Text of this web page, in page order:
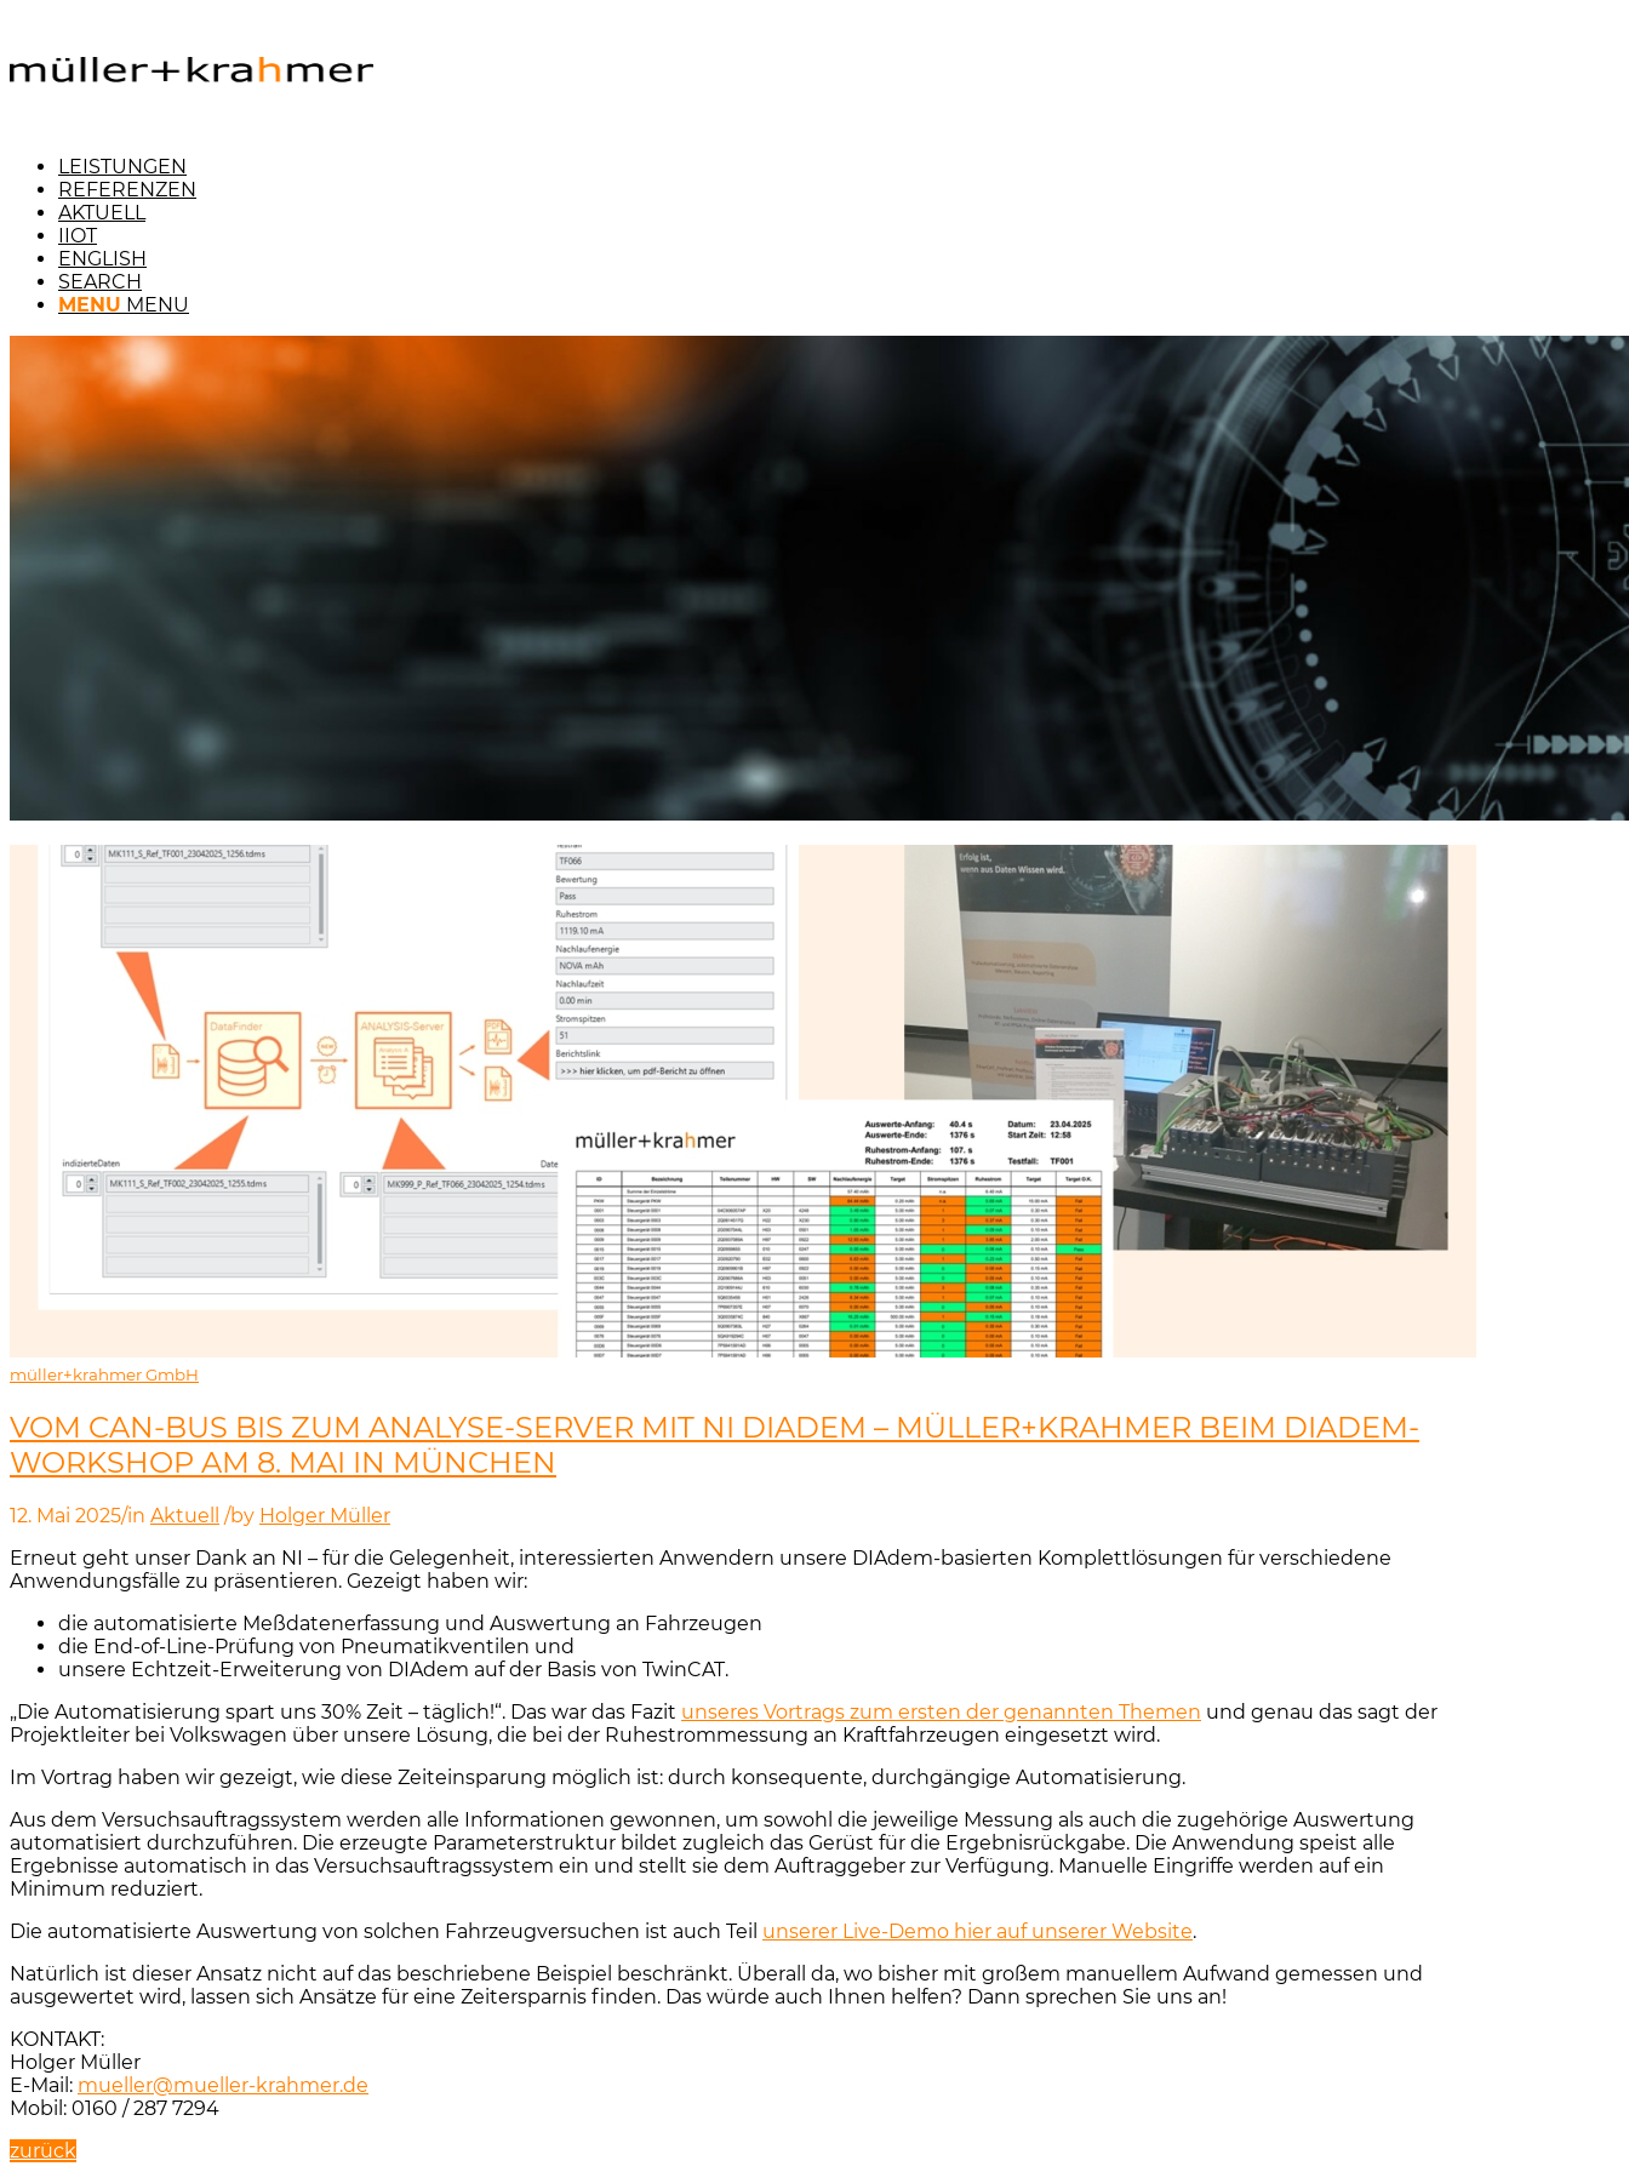
LEISTUNGEN
REFERENZEN
AKTUELL
IIOT
ENGLISH
SEARCH
MENU MENU
müller+krahmer GmbH
VOM CAN-BUS BIS ZUM ANALYSE-SERVER MIT NI DIADEM – MÜLLER+KRAHMER BEIM DIADEM-
WORKSHOP AM 8. MAI IN MÜNCHEN
12. Mai 2025/in Aktuell /by Holger Müller
Erneut geht unser Dank an NI – für die Gelegenheit, interessierten Anwendern unsere DIAdem-basierten Komplettlösungen für verschiedene
Anwendungsfälle zu präsentieren. Gezeigt haben wir:
die automatisierte Meßdatenerfassung und Auswertung an Fahrzeugen
die End-of-Line-Prüfung von Pneumatikventilen und
unsere Echtzeit-Erweiterung von DIAdem auf der Basis von TwinCAT.
„Die Automatisierung spart uns 30% Zeit – täglich!“. Das war das Fazit unseres Vortrags zum ersten der genannten Themen und genau das sagt der
Projektleiter bei Volkswagen über unsere Lösung, die bei der Ruhestrommessung an Kraftfahrzeugen eingesetzt wird.
Im Vortrag haben wir gezeigt, wie diese Zeiteinsparung möglich ist: durch konsequente, durchgängige Automatisierung.
Aus dem Versuchsauftragssystem werden alle Informationen gewonnen, um sowohl die jeweilige Messung als auch die zugehörige Auswertung
automatisiert durchzuführen. Die erzeugte Parameterstruktur bildet zugleich das Gerüst für die Ergebnisrückgabe. Die Anwendung speist alle
Ergebnisse automatisch in das Versuchsauftragssystem ein und stellt sie dem Auftraggeber zur Verfügung. Manuelle Eingriffe werden auf ein
Minimum reduziert.
Die automatisierte Auswertung von solchen Fahrzeugversuchen ist auch Teil unserer Live-Demo hier auf unserer Website.
Natürlich ist dieser Ansatz nicht auf das beschriebene Beispiel beschränkt. Überall da, wo bisher mit großem manuellem Aufwand gemessen und
ausgewertet wird, lassen sich Ansätze für eine Zeitersparnis finden. Das würde auch Ihnen helfen? Dann sprechen Sie uns an!
KONTAKT:
Holger Müller
E-Mail: mueller@mueller-krahmer.de
Mobil: 0160 / 287 7294
zurück